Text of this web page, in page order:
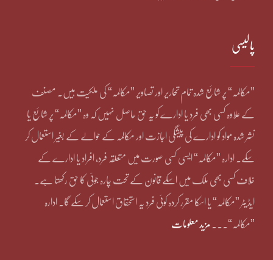
پالیسی
”مکالمہ“ پر شائع شدہ تمام تحاریر اور تصاویر ”مکالمہ“ کی ملکیت ہیں۔ مصنف
کے علاوہ کسی بھی فرد یا ادارے کو یہ حق حاصل نہیں کہ وہ ”مکالمہ“ پر شائع یا
نشر شدہ مواد کو ادارے کی پیشگی اجازت اور مکالمہ کے حوالے کے بغیر استعمال کر
سکے۔ ادارہ ”مکالمہ“ ایسی کسی صورت میں متعلقہ فرد، افراد یا ادارے کے
خلاف کسی بھی ملک میں اسکے قانون کے تحت چارہ جوئی کا حق رکھتا ہے۔
ایڈیٹر ”مکالمہ“ یا اسکا مقرر کردہ کوئی فرد یہ استحقاق استعمال کر سکے گا۔ ادارہ
”مکالمہ“۔۔۔ مزید معلومات